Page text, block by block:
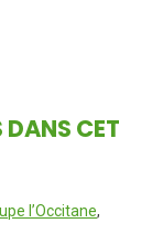
DANS CET
l’Occitane,